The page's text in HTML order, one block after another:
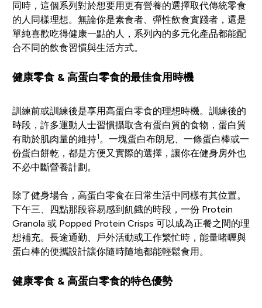
同時，這個系列對於想要用更有營養的選擇取代傳統零食
的人同樣理想。無論你是素食者、彈性飲食實踐者，還是
單純喜歡吃得健康一點的人，系列內的多元化產品都能配
合不同的飲食習慣與生活方式。
健康零食 & 高蛋白零食的最佳食用時機
訓練前或訓練後是享用高蛋白零食的理想時機。訓練後的
時段，許多運動人士習慣攝取含有蛋白質的食物，蛋白質
有助於肌肉量的維持1。一塊蛋白布朗尼、一條蛋白棒或一
份蛋白餅乾，都是方便又實際的選擇，讓你在健身房外也
不必中斷營養計劃。
除了健身場合，高蛋白零食在日常生活中同樣有其位置。
下午三、四點那段容易感到飢餓的時段，一份 Protein
Granola 或 Popped Protein Crisps 可以成為正餐之間的理
想補充。長途通勤、戶外活動或工作繁忙時，能量啫喱與
蛋白棒的便攜設計讓你隨時隨地都能輕鬆食用。
健康零食 & 高蛋白零食的特色優勢